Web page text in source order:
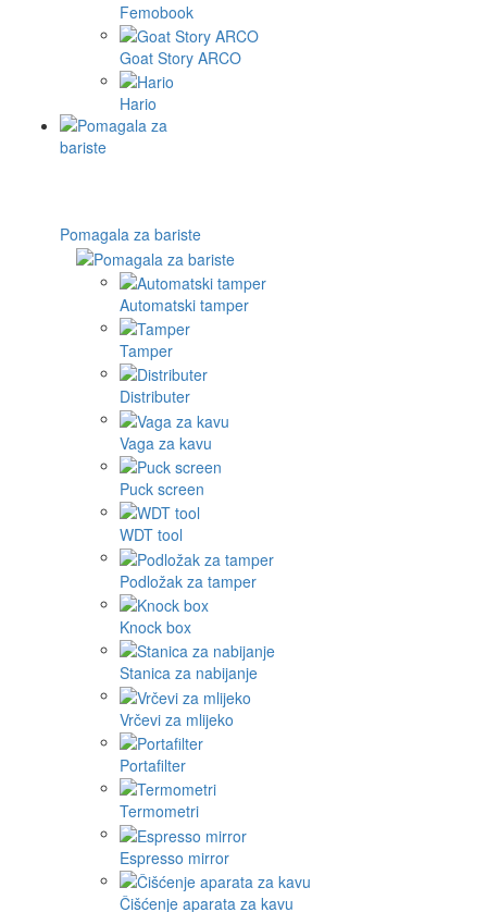
Femobook
Goat Story ARCO
Hario
Pomagala za bariste
Automatski tamper
Tamper
Distributer
Vaga za kavu
Puck screen
WDT tool
Podložak za tamper
Knock box
Stanica za nabijanje
Vrčevi za mlijeko
Portafilter
Termometri
Espresso mirror
Čišćenje aparata za kavu